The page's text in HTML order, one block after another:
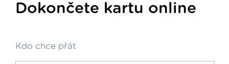
Dokončete kartu online
Kdo chce přát